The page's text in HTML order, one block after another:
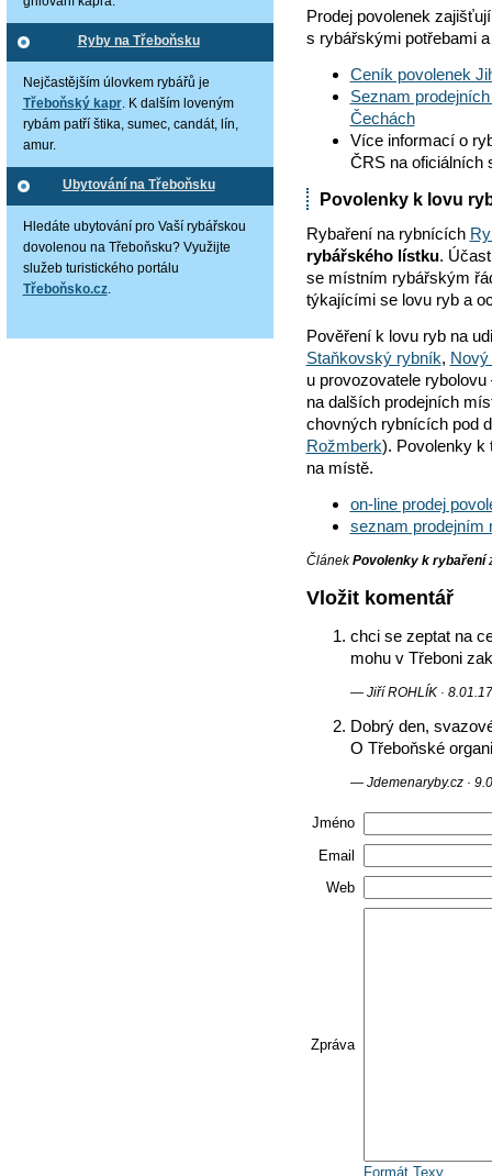
Prodej povolenek
s rybářskými potřebami
Ceník povolenek
Seznam
Čechách
Více informací o
ČRS na oficiálních
Povolenky k lovu
Rybaření na rybnících
rybářského lístku.
se místním rybářským
týkajícími se lovu ryb a
Pověření k lovu ryb na
Staňkovský rybník,
u provozovatele
na dalších prodejních
chovných rybnících pod
Rožmberk). Povolenky k
na místě.
on-line prodej
seznam prodejním
ČlánekPovolenky k rybaření
Vložit komentář
chci se zeptat na
mohu v Třeboni
— Jiří ROHLÍK ·
Dobrý den,
O Třeboňské
— Jdemenaryby.cz ·
Jméno
Email
Web
Zpráva
Formát Texy
Ryby na Třeboňsku
Nejčastějším úlovkem rybářů je
Třeboňský kapr. K dalším loveným
rybám patří štika, sumec, candát, lín,
amur.
Ubytování na Třeboňsku
Hledáte ubytování pro Vaší rybářskou
dovolenou na Třeboňsku? Využijte
služeb turistického portálu
Třeboňsko.cz.